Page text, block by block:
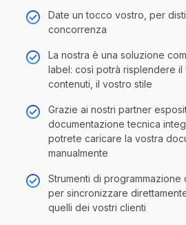
Date un tocco vostro, per
concorrenza
La nostra è una soluzione
label: così potrà risplendere il
contenuti, il vostro stile
Grazie ai nostri partner
documentazione tecnica
potrete caricare la vostra
manualmente
Strumenti di programmazione
per sincronizzare
quelli dei vostri clienti